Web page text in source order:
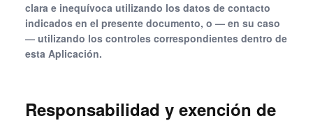
clara e inequívoca utilizando los datos de contacto
indicados en el presente documento, o — en su caso
— utilizando los controles correspondientes dentro de
esta Aplicación.
Responsabilidad y exención de